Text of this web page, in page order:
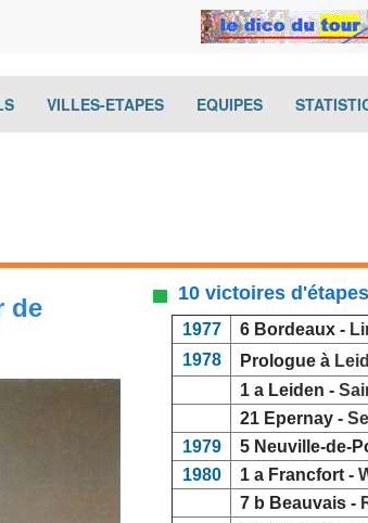
(current)VILLES-ETAPES(current)EQUIPES(current)
de
10 victoires d'étapes
1977 6 Bordeaux -
1978
Prologue à
1 a Leiden -
21 Epernay -
1979
5 Neuville-de-
1980
1 a Francfort -
7 b Beauvais -